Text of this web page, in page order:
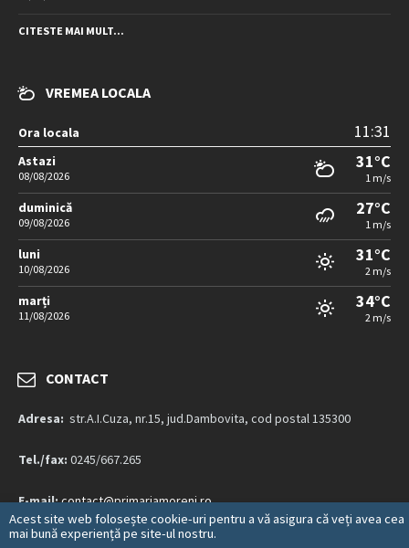
CITESTE MAI MULT...
VREMEA LOCALA
Ora locala 11:31
Astazi
08/08/2026
31°C
1 m/s
duminică
09/08/2026
27°C
1 m/s
luni
10/08/2026
31°C
2 m/s
marți
11/08/2026
34°C
2 m/s
CONTACT
Adresa: str.A.I.Cuza, nr.15, jud.Dambovita, cod postal 135300
Tel./fax: 0245/667.265
E-mail:contact@primariamoreni.ro
Mai multe detalii…
Acest site web folosește cookie-uri pentru a vă asigura că veți avea cea
mai bună experiență pe site-ul nostru.